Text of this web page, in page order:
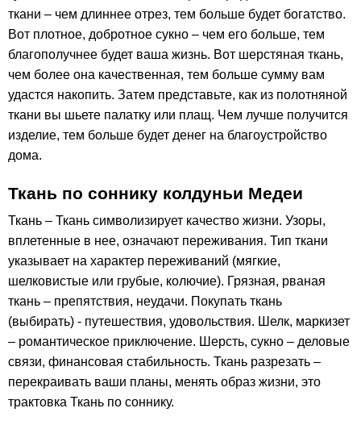
ткани – чем длиннее отрез, тем больше будет богатство.
Вот плотное, добротное сукно – чем его больше, тем
благополучнее будет ваша жизнь. Вот шерстяная ткань,
чем более она качественная, тем больше сумму вам
удастся накопить. Затем представьте, как из полотняной
ткани вы шьете палатку или плащ. Чем лучше получится
изделие, тем больше будет денег на благоустройство
дома.
Ткань по соннику колдуньи Медеи
Ткань – Ткань символизирует качество жизни. Узоры,
вплетенные в нее, означают переживания. Тип ткани
указывает на характер переживаний (мягкие,
шелковистые или грубые, колючие). Грязная, рваная
ткань – препятствия, неудачи. Покупать ткань
(выбирать) - путешествия, удовольствия. Шелк, маркизет
– романтическое приключение. Шерсть, сукно – деловые
связи, финансовая стабильность. Ткань разрезать –
перекраивать ваши планы, менять образ жизни, это
трактовка Ткань по соннику.